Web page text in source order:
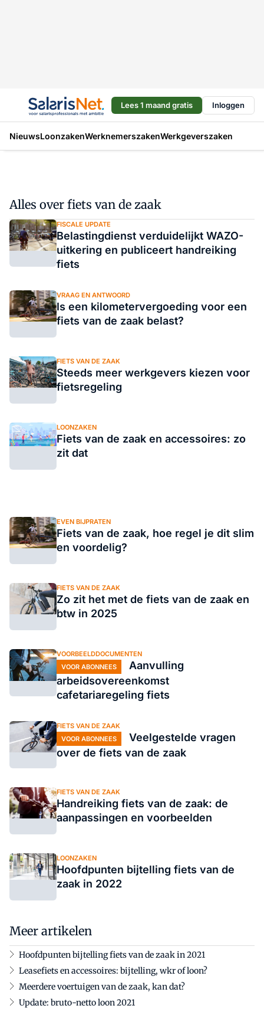
Lees 1 maand gratis Inloggen
NieuwsLoonzakenWerknemerszakenWerkgeverszaken
Alles over fiets van de zaak
FISCALE UPDATE
Belastingdienst verduidelijkt WAZO-
uitkering en publiceert handreiking
fiets
VRAAG EN ANTWOORD
Is een kilometervergoeding voor een
fiets van de zaak belast?
FIETS VAN DE ZAAK
Steeds meer werkgevers kiezen voor
fietsregeling
LOONZAKEN
Fiets van de zaak en accessoires: zo
zit dat
EVEN BIJPRATEN
Fiets van de zaak, hoe regel je dit slim
en voordelig?
FIETS VAN DE ZAAK
Zo zit het met de fiets van de zaak en
btw in 2025
VOORBEELDDOCUMENTEN
VOOR ABONNEES
Aanvulling
arbeidsovereenkomst
cafetariaregeling fiets
FIETS VAN DE ZAAK
VOOR ABONNEES
Veelgestelde vragen
over de fiets van de zaak
FIETS VAN DE ZAAK
Handreiking fiets van de zaak: de
aanpassingen en voorbeelden
LOONZAKEN
Hoofdpunten bijtelling fiets van de
zaak in 2022
Meer artikelen
Hoofdpunten bijtelling fiets van de zaak in 2021
Leasefiets en accessoires: bijtelling, wkr of loon?
Meerdere voertuigen van de zaak, kan dat?
Update: bruto-netto loon 2021